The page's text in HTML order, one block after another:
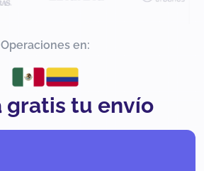
Operaciones en:
gratis tu envío